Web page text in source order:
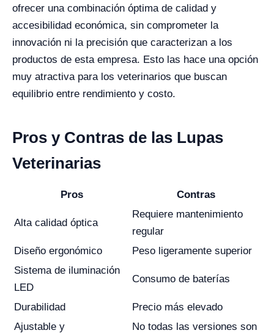
ofrecer una combinación óptima de calidad y
accesibilidad económica, sin comprometer la
innovación ni la precisión que caracterizan a los
productos de esta empresa. Esto las hace una opción
muy atractiva para los veterinarios que buscan
equilibrio entre rendimiento y costo.
Pros y Contras de las Lupas
Veterinarias
Pros Contras
Alta calidad óptica
Requiere mantenimiento
regular
Diseño ergonómico
Peso ligeramente superior
Sistema de iluminación
LED
Consumo de baterías
Durabilidad
Precio más elevado
Ajustable y
No todas las versiones son